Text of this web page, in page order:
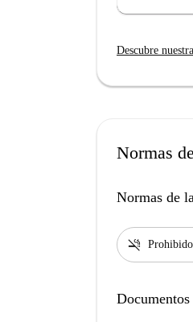
Descubre
Normas
Normas de
smoke_free
Documentos